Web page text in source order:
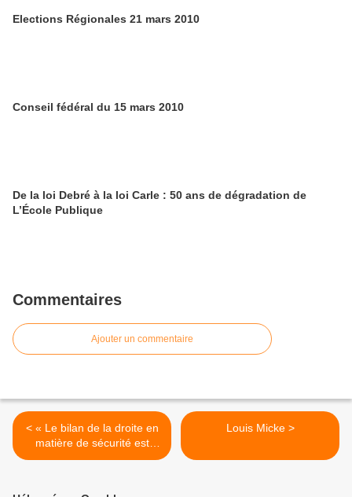
Elections Régionales 21 mars 2010
Conseil fédéral du 15 mars 2010
De la loi Debré à la loi Carle : 50 ans de dégradation de
L’École Publique
Commentaires
Ajouter un commentaire
< « Le bilan de la droite en
matière de sécurité est
lamentable »: Laurent
Louis Micke >